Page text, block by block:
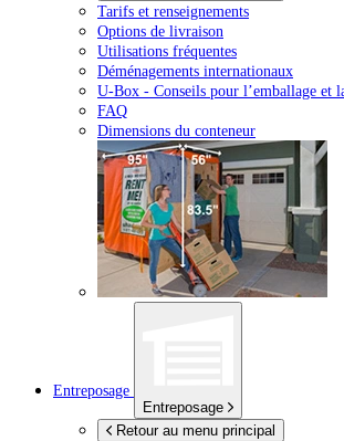
Tarifs et renseignements
Options de livraison
Utilisations fréquentes
Déménagements internationaux
U-Box - Conseils pour l’emballage et
FAQ
Dimensions du conteneur
Entreposage
Entreposage
Retour au menu principal